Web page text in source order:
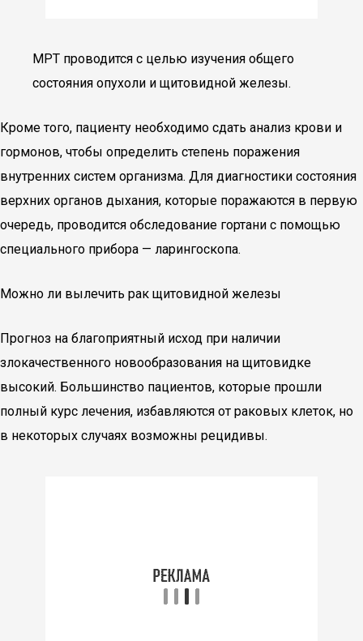
МРТ проводится с целью изучения общего
состояния опухоли и щитовидной железы.
Кроме того, пациенту необходимо сдать анализ крови и
гормонов, чтобы определить степень поражения
внутренних систем организма. Для диагностики состояния
верхних органов дыхания, которые поражаются в первую
очередь, проводится обследование гортани с помощью
специального прибора — ларингоскопа.
Можно ли вылечить рак щитовидной железы
Прогноз на благоприятный исход при наличии
злокачественного новообразования на щитовидке
высокий. Большинство пациентов, которые прошли
полный курс лечения, избавляются от раковых клеток, но
в некоторых случаях возможны рецидивы.